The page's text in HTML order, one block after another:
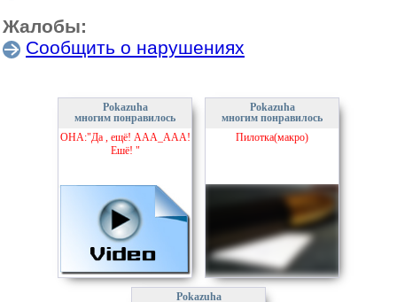
Жалобы:
Сообщить о нарушениях
Pokazuha
многим понравилось
ОНА:"Да , ещё! ААА_ААА!
Ешё! "
Pokazuha
многим понравилось
Пилотка(макро)
Pokazuha